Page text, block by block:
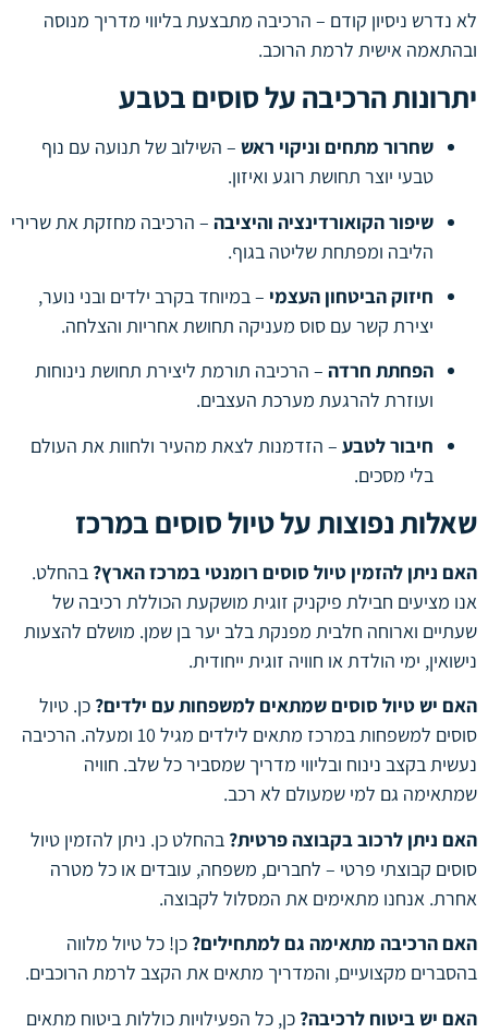
לא נדרש ניסיון קודם – הרכיבה מתבצעת בליווי מדריך מנוסה
ובהתאמה אישית לרמת הרוכב.
יתרונות הרכיבה על סוסים בטבע
שחרור מתחים וניקוי ראש – השילוב של תנועה עם נוף
טבעי יוצר תחושת רוגע ואיזון.
שיפור הקואורדינציה והיציבה – הרכיבה מחזקת את שרירי
הליבה ומפתחת שליטה בגוף.
חיזוק הביטחון העצמי – במיוחד בקרב ילדים ובני נוער,
יצירת קשר עם סוס מעניקה תחושת אחריות והצלחה.
הפחתת חרדה – הרכיבה תורמת ליצירת תחושת נינוחות
ועוזרת להרגעת מערכת העצבים.
חיבור לטבע – הזדמנות לצאת מהעיר ולחוות את העולם
בלי מסכים.
שאלות נפוצות על טיול סוסים במרכז
האם ניתן להזמין טיול סוסים רומנטי במרכז הארץ? בהחלט.
אנו מציעים חבילת פיקניק זוגית מושקעת הכוללת רכיבה של
שעתיים וארוחה חלבית מפנקת בלב יער בן שמן. מושלם להצעות
נישואין, ימי הולדת או חוויה זוגית ייחודית.
האם יש טיול סוסים שמתאים למשפחות עם ילדים? כן. טיול
סוסים למשפחות במרכז מתאים לילדים מגיל 10 ומעלה. הרכיבה
נעשית בקצב נינוח ובליווי מדריך שמסביר כל שלב. חוויה
שמתאימה גם למי שמעולם לא רכב.
האם ניתן לרכוב בקבוצה פרטית? בהחלט כן. ניתן להזמין טיול
סוסים קבוצתי פרטי – לחברים, משפחה, עובדים או כל מטרה
אחרת. אנחנו מתאימים את המסלול לקבוצה.
האם הרכיבה מתאימה גם למתחילים? כן! כל טיול מלווה
בהסברים מקצועיים, והמדריך מתאים את הקצב לרמת הרוכבים.
האם יש ביטוח לרכיבה? כן, כל הפעילויות כוללות ביטוח מתאים